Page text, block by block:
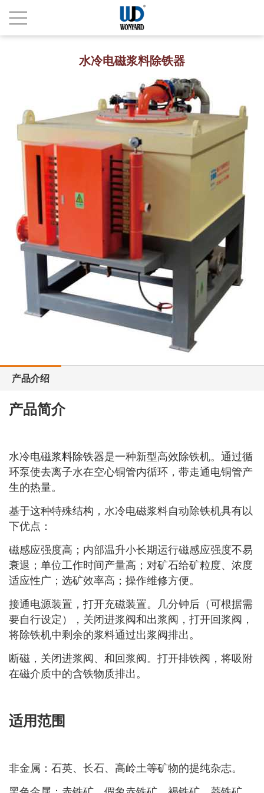
水冷电磁浆料除铁器
产品介绍
产品简介
水冷电磁浆料除铁器是一种新型高效除铁机。通过循
环泵使去离子水在空心铜管内循环，带走通电铜管产
生的热量。
基于这种特殊结构，水冷电磁浆料自动除铁机具有以
下优点：
磁感应强度高；内部温升小长期运行磁感应强度不易
衰退；单位工作时间产量高；对矿石给矿粒度、浓度
适应性广；选矿效率高；操作维修方便。
接通电源装置，打开充磁装置。
几分钟后（可根据需
要自行设定），关闭进浆阀和出浆阀，打开回浆阀，
将除铁机中剩余的浆料通过出浆阀排出。
断磁，关闭进浆阀、和回浆阀。 打开排铁阀，将吸附
在磁介质中的含铁物质排出。
适用范围
非金属：石英、长石、高岭土等矿物的提纯杂志。